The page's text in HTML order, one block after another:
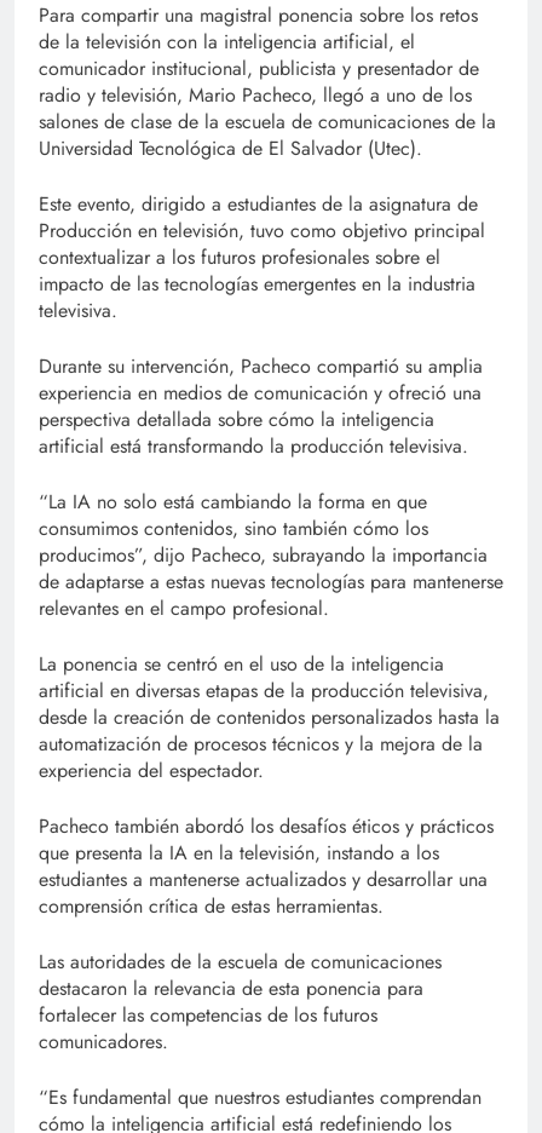
Para compartir una magistral ponencia sobre los retos
de la televisión con la inteligencia artificial, el
comunicador institucional, publicista y presentador de
radio y televisión, Mario Pacheco, llegó a uno de los
salones de clase de la escuela de comunicaciones de la
Universidad Tecnológica de El Salvador (Utec).
Este evento, dirigido a estudiantes de la asignatura de
Producción en televisión, tuvo como objetivo principal
contextualizar a los futuros profesionales sobre el
impacto de las tecnologías emergentes en la industria
televisiva.
Durante su intervención, Pacheco compartió su amplia
experiencia en medios de comunicación y ofreció una
perspectiva detallada sobre cómo la inteligencia
artificial está transformando la producción televisiva.
“La IA no solo está cambiando la forma en que
consumimos contenidos, sino también cómo los
producimos”, dijo Pacheco, subrayando la importancia
de adaptarse a estas nuevas tecnologías para mantenerse
relevantes en el campo profesional.
La ponencia se centró en el uso de la inteligencia
artificial en diversas etapas de la producción televisiva,
desde la creación de contenidos personalizados hasta la
automatización de procesos técnicos y la mejora de la
experiencia del espectador.
Pacheco también abordó los desafíos éticos y prácticos
que presenta la IA en la televisión, instando a los
estudiantes a mantenerse actualizados y desarrollar una
comprensión crítica de estas herramientas.
Las autoridades de la escuela de comunicaciones
destacaron la relevancia de esta ponencia para
fortalecer las competencias de los futuros
comunicadores.
“Es fundamental que nuestros estudiantes comprendan
cómo la inteligencia artificial está redefiniendo los